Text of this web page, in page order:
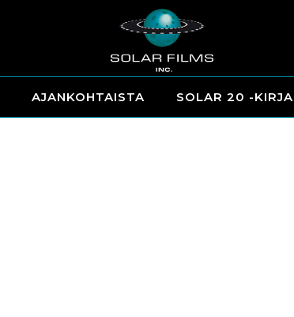
AJANKOHTAISTA SOLAR 20 -KIRJA